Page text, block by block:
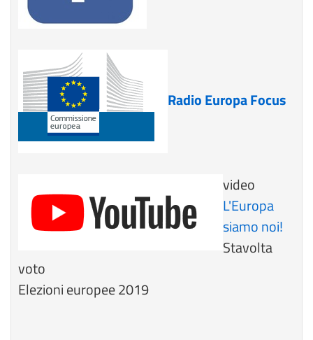
Radio Europa Focus
video
L'Europa
siamo noi!
Stavolta
voto
Elezioni europee 2019